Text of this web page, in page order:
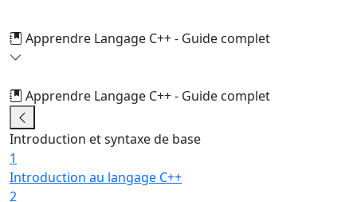
Apprendre Langage C++ - Guide complet
Apprendre Langage C++ - Guide complet
Introduction et syntaxe de base
1
Introduction au langage C++
2